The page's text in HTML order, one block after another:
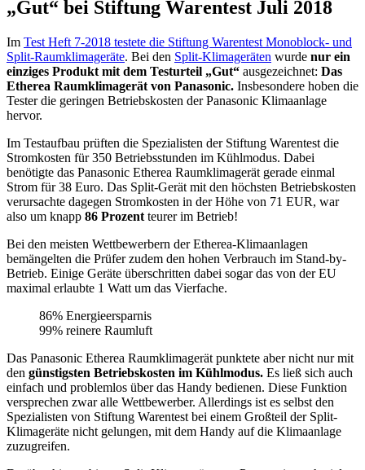
„Gut“ bei Stiftung Warentest Juli 2018
Im Test Heft 7-2018 testete die Stiftung Warentest Monoblock- und
Split-Raumklimageräte. Bei den Split-Klimageräten wurde nur ein
einziges Produkt mit dem Testurteil „Gut“ ausgezeichnet: Das
Etherea Raumklimagerät von Panasonic. Insbesondere hoben die
Tester die geringen Betriebskosten der Panasonic Klimaanlage
hervor.
Im Testaufbau prüften die Spezialisten der Stiftung Warentest die
Stromkosten für 350 Betriebsstunden im Kühlmodus. Dabei
benötigte das Panasonic Etherea Raumklimagerät gerade einmal
Strom für 38 Euro. Das Split-Gerät mit den höchsten Betriebskosten
verursachte dagegen Stromkosten in der Höhe von 71 EUR, war
also um knapp 86 Prozent teurer im Betrieb!
Bei den meisten Wettbewerbern der Etherea-Klimaanlagen
bemängelten die Prüfer zudem den hohen Verbrauch im Stand-by-
Betrieb. Einige Geräte überschritten dabei sogar das von der EU
maximal erlaubte 1 Watt um das Vierfache.
86% Energieersparnis
99% reinere Raumluft
Das Panasonic Etherea Raumklimagerät punktete aber nicht nur mit
den günstigsten Betriebskosten im Kühlmodus. Es ließ sich auch
einfach und problemlos über das Handy bedienen. Diese Funktion
versprechen zwar alle Wettbewerber. Allerdings ist es selbst den
Spezialisten von Stiftung Warentest bei einem Großteil der Split-
Klimageräte nicht gelungen, mit dem Handy auf die Klimaanlage
zuzugreifen.